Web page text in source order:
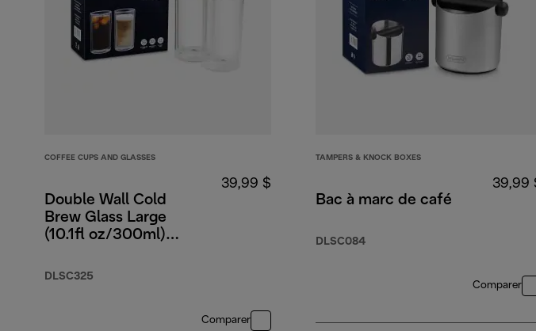
COFFEE CUPS AND GLASSES
Double Wall Cold
Brew Glass Large
(10.1fl oz/300ml)
DLSC325
39,99 $
Comparer
TAMPERS & KNOCK BOXES
Bac à marc de café
DLSC084
39,99
Comparer